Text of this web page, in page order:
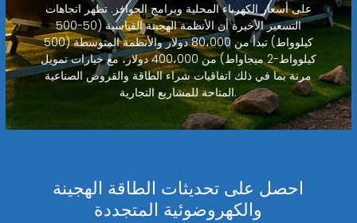
على أسعار الكهرباء المحلية وبرامج الحوافز. تظهر اتجاهات
التسعير الأخيرة أن الأنظمة الهجينة القياسية (50-500
كيلوواط) تبدأ من 80،000 دولار والأنظمة المتوسطة (500
كيلوواط-2 ميجاواط) من 400،000 دولار، مع خيارات تمويل
مرنة بما في ذلك اتفاقيات شراء الطاقة والقروض الصناعية
المتاحة للمشاريع التجارية.
احصل على تحديثات الطاقة الهجينة
والكهروضوئية المتجددة